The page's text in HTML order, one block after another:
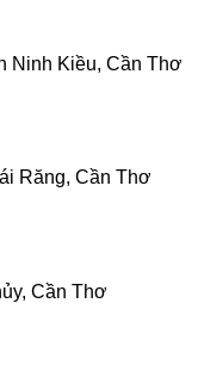
Ninh Kiều, Cần Thơ
Răng, Cần Thơ
Cần Thơ